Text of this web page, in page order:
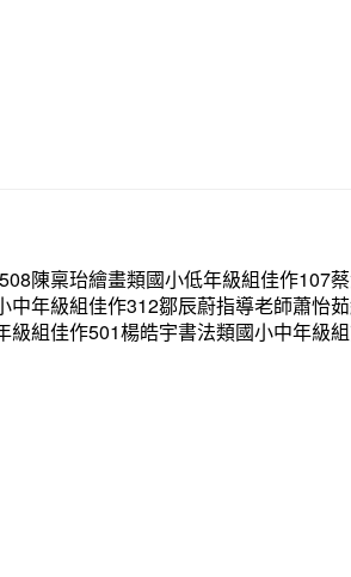
陳稟珆繪畫類國小低年級組佳作107
年級組佳作312鄒辰蔚指導老師蕭怡
組佳作501楊皓宇書法類國小中年級